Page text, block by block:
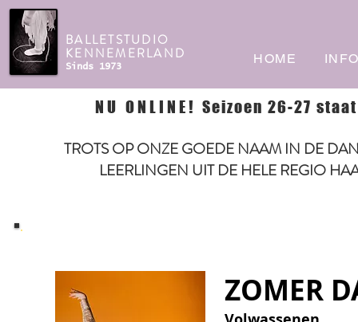
BALLETSTUDIO
KENNEMERLAND
Sinds 1973
HOME
NU ONLINE! Seizoen 26-27
TROTS OP ONZE GOEDE NAAM IN DE
LEERLINGEN UIT DE HELE REGIO
ZOMER